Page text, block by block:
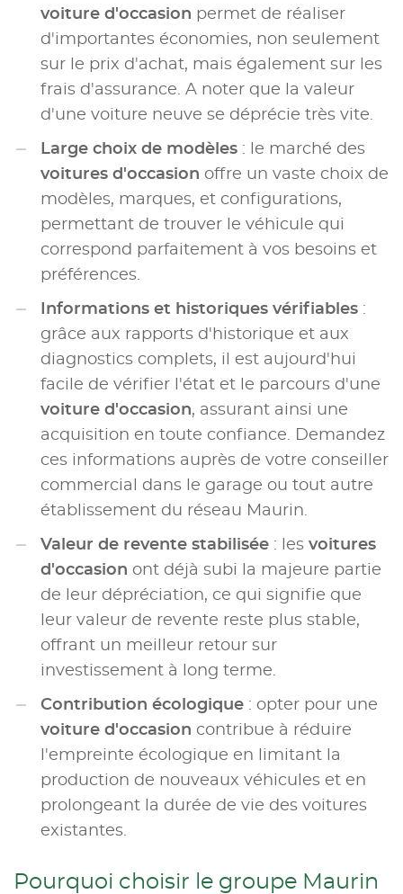
voiture d'occasion permet de réaliser
d'importantes économies, non seulement
sur le prix d'achat, mais également sur les
frais d'assurance. A noter que la valeur
d'une voiture neuve se déprécie très vite.
Large choix de modèles : le marché des
voitures d'occasion offre un vaste choix de
modèles, marques, et configurations,
permettant de trouver le véhicule qui
correspond parfaitement à vos besoins et
préférences.
Informations et historiques vérifiables :
grâce aux rapports d'historique et aux
diagnostics complets, il est aujourd'hui
facile de vérifier l'état et le parcours d'une
voiture d'occasion, assurant ainsi une
acquisition en toute confiance. Demandez
ces informations auprès de votre conseiller
commercial dans le garage ou tout autre
établissement du réseau Maurin.
Valeur de revente stabilisée : les voitures
d'occasion ont déjà subi la majeure partie
de leur dépréciation, ce qui signifie que
leur valeur de revente reste plus stable,
offrant un meilleur retour sur
investissement à long terme.
Contribution écologique : opter pour une
voiture d'occasion contribue à réduire
l'empreinte écologique en limitant la
production de nouveaux véhicules et en
prolongeant la durée de vie des voitures
existantes.
Pourquoi choisir le groupe Maurin